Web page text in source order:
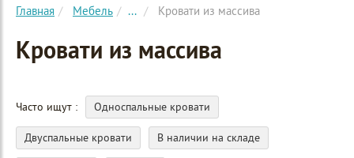
Главная Мебель ... Кровати из массива
Кровати из массива
Часто ищут Односпальные кровати
Двуспальные кровати В наличии на складе